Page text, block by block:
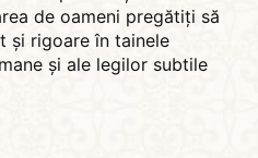
de oameni pregătiți să
și rigoare în tainele
și ale legilor subtile